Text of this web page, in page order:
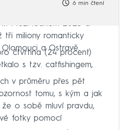
6 min čtení
Mezi lednem 2023 a
tři miliony romanticky
a Ostravě.⁠⁠
čtvrtina (24 procent)
s tzv. catfishingem,
v průměru přes pět
tomu, s kým a jak
že o sobě mluví pravdu,
fotky pomocí